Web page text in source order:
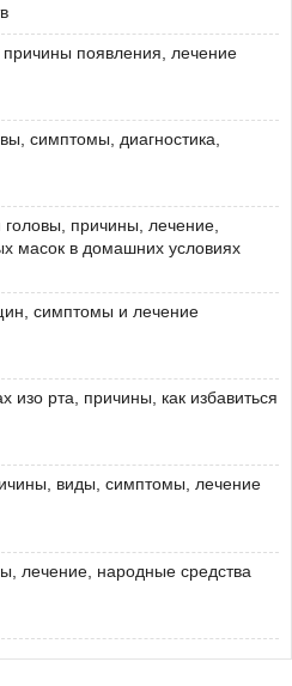
появления, лечение
симптомы, диагностика,
причины, лечение,
масок в домашних условиях
симптомы и лечение
изо рта, причины, как избавиться
виды, симптомы, лечение
лечение, народные средства